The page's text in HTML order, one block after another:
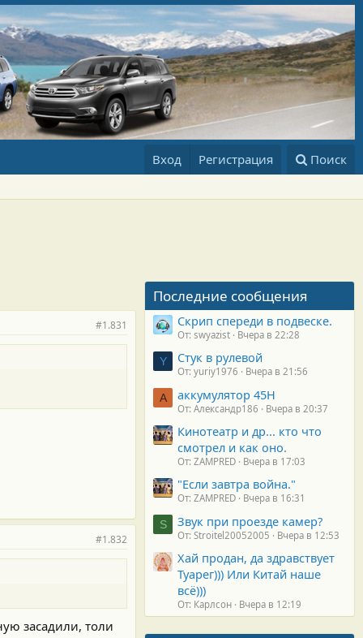
Вход Регистрация Поиск
#1.831
#1.832
засадили, толи
Последние сообщения
Скрип спереди в подвеске.
От: swyazist Вчера в 22:28
Y Стук в рулевой
От: yuriy1976 Вчера в 21:56
А аккумулятор 45H
От: Александр186 Вчера в 20:37
Кинотеатр и др... кто что
смотрел и как оно.
От: ZAMPRED Вчера в 17:03
"Если завтра война."
От: ZAMPRED Вчера в 16:31
S Звук при проезде камер?
От: Stroitel20052005 Вчера в 12:53
Хай продан, да здравствует
Туарег))) Или Китай наше
всё)))
От: Карлсон Вчера в 12:19